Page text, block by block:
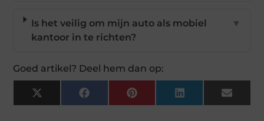
Is het veilig om mijn auto als mobiel
kantoor in te richten?
▼
Goed artikel? Deel hem dan op:
X
(Twitter)
FacebookPinterestLinkedIn Email